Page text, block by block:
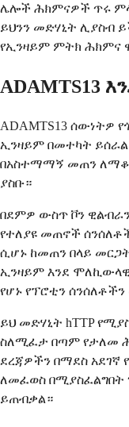
ሌሎች ሕክምናዎች ጥሩ
ይህንን መድሃኒት ሊያስብ
የኢንዛይም ምትክ ሕክምና
ADAMTS13
ADAMTS13 ሰውነትዎ
ኢንዛይም በመተካት
በአስተማማኝ መጠን
ያስቡ።
በደምዎ ውስጥ ቮን
የተለያዩ መጠኖች
ሲሆኑ ከመጠን በላይ
ኢንዛይም እንደ ሞለኪውላዊ
የሆኑ የፕሮቲን
ይህ መድሃኒት hTTP
ስለሚፈታ በጣም የታለመ
ደረጃዎችን በማደስ አደገኛ
ለመፈወስ
ይጠብቃል።